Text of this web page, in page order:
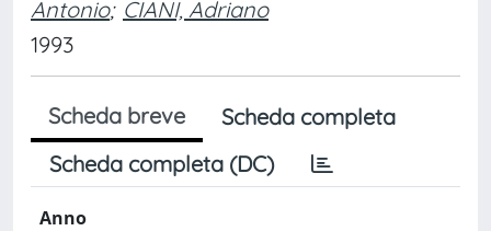
Antonio; CIANI, Adriano
1993
Scheda breve
Scheda completa
Scheda completa (DC)
Anno